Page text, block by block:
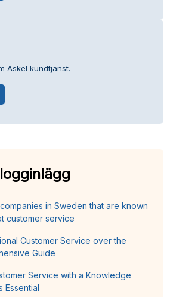
Askel kundtjänst.
in Sweden that are known
customer service
Customer Service over the
Guide
Service with a Knowledge
Essential